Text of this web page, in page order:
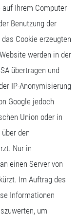
auf Ihrem Computer
Benutzung der
Cookie erzeugten
werden in der
übertragen und
IP-Anonymisierung
Google jedoch
Union oder in
den
Nur in
einen Server von
Im Auftrag des
Informationen
um